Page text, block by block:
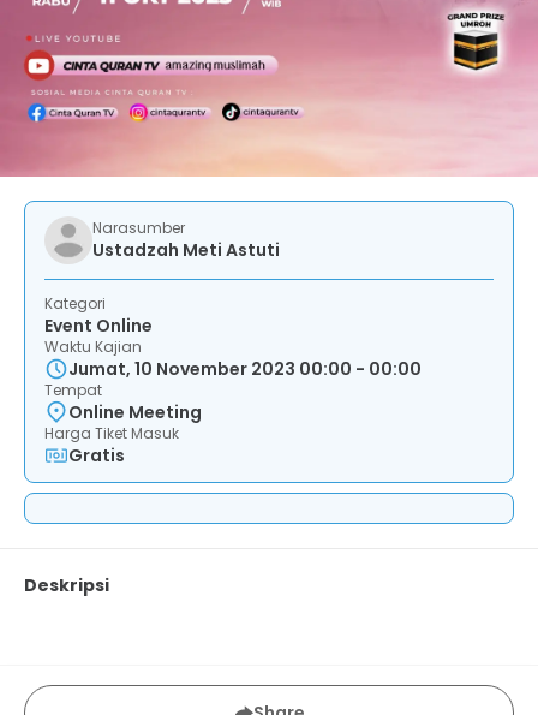
Narasumber
Ustadzah Meti Astuti
Kategori
Event Online
Waktu Kajian
Jumat, 10 November 2023 00:00 - 00:00
Tempat
Online Meeting
Harga Tiket Masuk
Gratis
Deskripsi